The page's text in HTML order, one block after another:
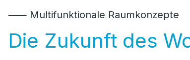
⸺ Multifunktionale Raumkonzepte
Die Zukunft des